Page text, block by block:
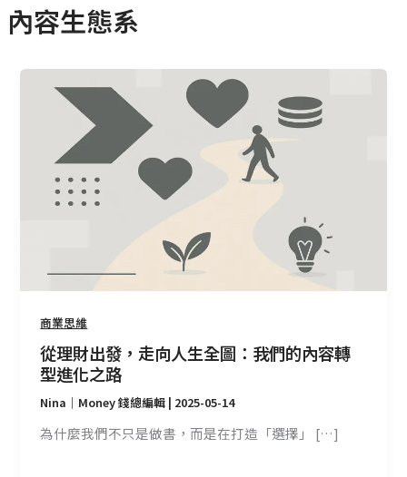
內容生態系
商業思維
從理財出發，走向人生全圖：我們的內容轉
型進化之路
Nina｜Money 錢總編輯 | 2025-05-14
為什麼我們不只是做書，而是在打造「選擇」 […]
發，
全
圖：
我
的
內
容
轉